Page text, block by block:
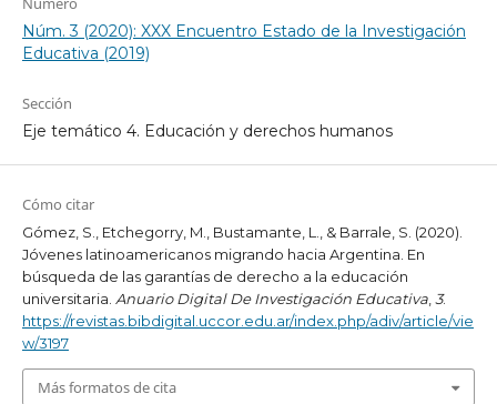
Núm. 3 (2020): XXX Encuentro Estado de la Investigación
Educativa (2019)
Sección
Eje temático 4. Educación y derechos humanos
Cómo citar
Gómez, S., Etchegorry, M., Bustamante, L., & Barrale, S. (2020).
Jóvenes latinoamericanos migrando hacia Argentina. En
búsqueda de las garantías de derecho a la educación
universitaria. Anuario Digital De Investigación Educativa, 3.
https://revistas.bibdigital.uccor.edu.ar/index.php/adiv/article/vie
w/3197
Más formatos de cita